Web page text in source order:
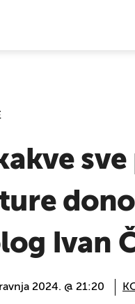
Ivan
2024. @ 21:20